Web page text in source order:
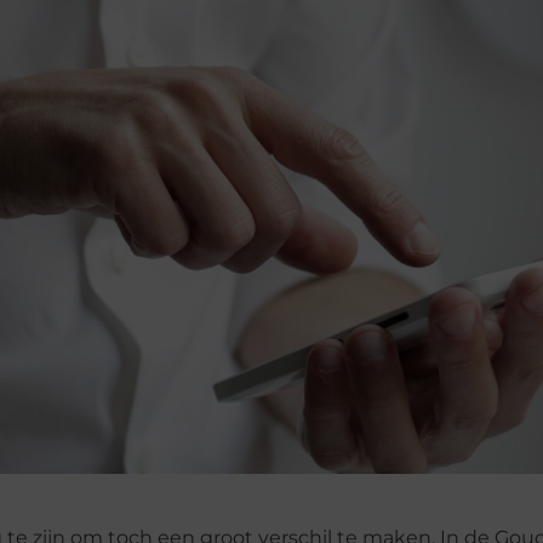
zijn om toch een groot verschil te maken. In de